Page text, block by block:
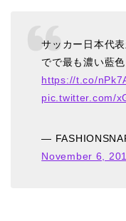
サッカー日本代
でで最も濃い藍
https://t.co/
pic.twitter.com/
—
November 6,